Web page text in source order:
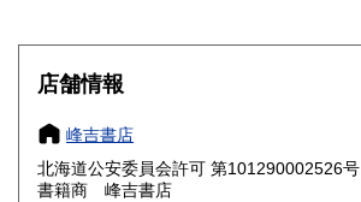
奈良県 185円 和歌山県
店舗情報
峰吉書店
北海道公安委員会許可 第101290002526号
書籍商 峰吉書店